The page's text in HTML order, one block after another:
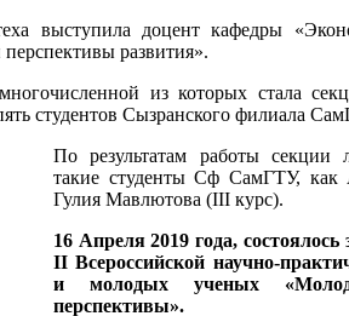
выступила доцент кафедры
развития».
из которых стала
студентов Сызранского филиала
По результатам работы секции
такие студенты Сф СамГТУ, как
Гулия Мавлютова (III курс).
16 Апреля 2019 года,
II Всероссийской научно-
и молодых ученых
перспективы».